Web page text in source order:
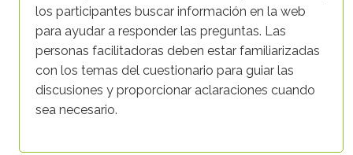
los participantes buscar información en la web
para ayudar a responder las preguntas. Las
personas facilitadoras deben estar familiarizadas
con los temas del cuestionario para guiar las
discusiones y proporcionar aclaraciones cuando
sea necesario.